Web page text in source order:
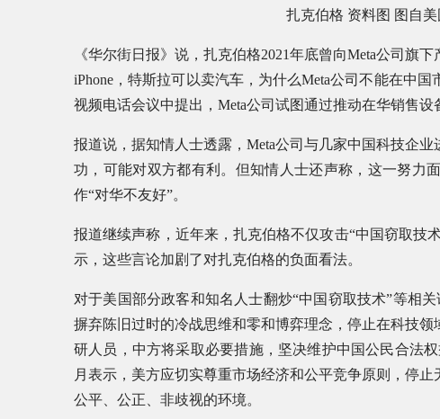
扎克伯格 资料图 图自
《华尔街日报》说，扎克伯格2021年底曾向Meta公司旗
iPhone，特斯拉可以卖汽车，为什么Meta公司不能在中
视频电话会议中提出，Meta公司试图通过推动在华销售设
报道说，据知情人士透露，Meta公司与几家中国科技企
功，可能对双方都有利。但知情人士还声称，这一努力
作“对华不友好”。
报道继续声称，近年来，扎克伯格不仅攻击“中国窃取技
示，这些言论加剧了对扎克伯格的负面看法。
对于美国部分政客和知名人士翻炒“中国窃取技术”等相
摒弃陈旧过时的冷战思维和零和博弈理念，停止在科技
研人员，中方将采取必要措施，坚决维护中国公民合法
月表示，美方应切实尊重市场经济和公平竞争原则，停
公平、公正、非歧视的环境。